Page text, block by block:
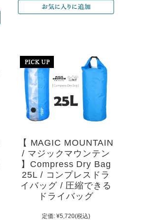
【 MAGIC MOUNTAIN
/ マジックマウンテン
】Compress Dry Bag
25L / コンプレスドラ
イバッグ / 圧縮できる
ドライバッグ
定価: ¥5,720(税込)